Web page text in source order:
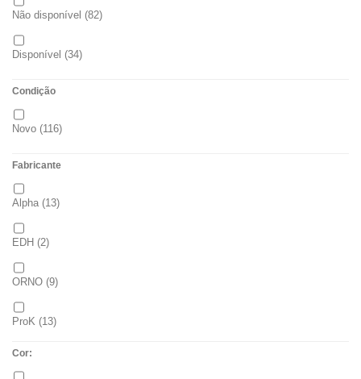
Não disponível (82)
Disponível (34)
Condição
Novo (116)
Fabricante
Alpha (13)
EDH (2)
ORNO (9)
ProK (13)
Cor: